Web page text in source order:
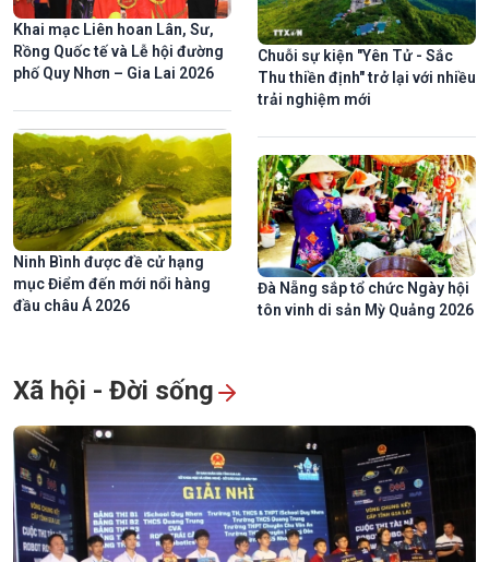
Khai mạc Liên hoan Lân, Sư,
Rồng Quốc tế và Lễ hội đường
phố Quy Nhơn – Gia Lai 2026
Ninh Bình được đề cử hạng
mục Điểm đến mới nổi hàng
đầu châu Á 2026
Chuỗi sự kiện "Yên Tử - Sắc
Thu thiền định" trở lại với nhiều
trải nghiệm mới
Đà Nẵng sắp tổ chức Ngày hội
tôn vinh di sản Mỳ Quảng 2026
Xã hội - Đời sống